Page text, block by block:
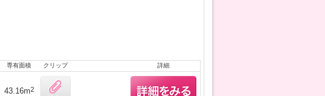
専有面積 クリップ 詳細
43.16m2